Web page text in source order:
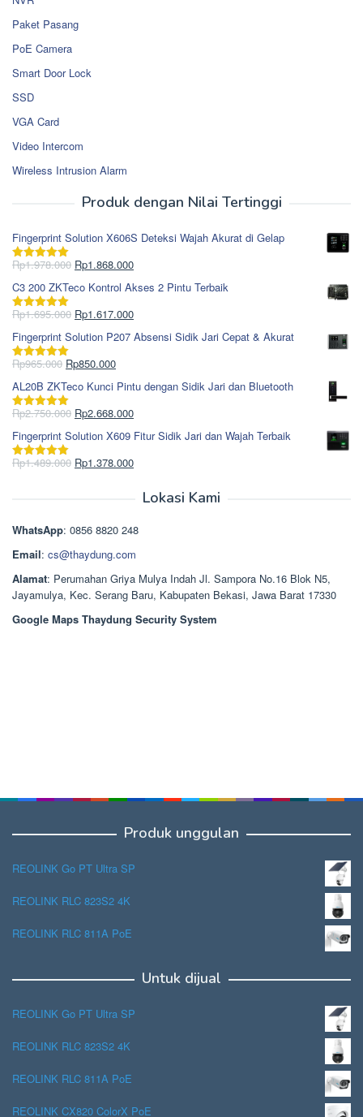
Paket Pasang
PoE Camera
Smart Door Lock
SSD
VGA Card
Video Intercom
Wireless Intrusion Alarm
Produk dengan Nilai Tertinggi
Fingerprint Solution X606S Deteksi Wajah Akurat di Gelap
Dinilai5.00
Rp1.978.000 Harga
aslinya
adalah:
Rp1.978.000.
Rp1.868.000Harga
saat
ini
adalah:
C3 200 ZKTeco Kontrol Akses 2 Pintu Terbaik
Dinilai5.00
Rp1.695.000 Harga
aslinya
adalah:
Rp1.695.000.
Rp1.617.000Harga
saat
ini
Fingerprint Solution P207 Absensi Sidik Jari Cepat & Akurat
Dinilai5.00
Rp965.000 Harga
aslinya
adalah:
Rp965.000.
Rp850.000Harga
saat
ini
adalah:
AL20B ZKTeco Kunci Pintu dengan Sidik Jari dan Bluetooth
Dinilai5.00
Rp2.750.000 Harga
aslinya
adalah:
Rp2.750.000.
Rp2.668.000Harga
saat
ini
adalah:
Fingerprint Solution X609 Fitur Sidik Jari dan Wajah Terbaik
Dinilai5.00
Rp1.489.000 Harga
Rp1.378.000Harga
Rp1.378.000.
Lokasi Kami
WhatsApp: 0856 8820 248
Email: cs@thaydung.com
Alamat: Perumahan Griya Mulya Indah Jl. Sampora No.16 Blok N5,
Jayamulya, Kec. Serang Baru, Kabupaten Bekasi, Jawa Barat 17330
Google Maps Thaydung Security System
Produk unggulan
REOLINK Go PT Ultra SP
REOLINK RLC 823S2 4K
REOLINK RLC 811A PoE
Untuk dijual
REOLINK Go PT Ultra SP
REOLINK RLC 823S2 4K
REOLINK RLC 811A PoE
REOLINK CX820 ColorX PoE